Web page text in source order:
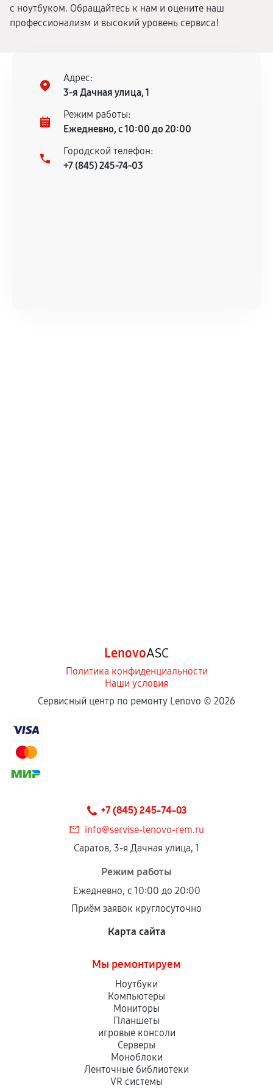
с ноутбуком. Обращайтесь к нам и оцените наш
профессионализм и высокий уровень сервиса!
Адрес:
3-я Дачная улица, 1
Режим работы:
Ежедневно, с 10:00 до 20:00
Городской телефон:
+7 (845) 245-74-03
LenovoASC
Политика конфиденциальности
Наши условия
Сервисный центр по ремонту Lenovo © 2026
+7 (845) 245-74-03
info@servise-lenovo-rem.ru
Саратов, 3-я Дачная улица, 1
Режим работы
Ежедневно, с 10:00 до 20:00
Приём заявок круглосуточно
Карта сайта
Мы ремонтируем
Ноутбуки
Компьютеры
Мониторы
Планшеты
игровые консоли
Серверы
Моноблоки
Ленточные библиотеки
VR системы